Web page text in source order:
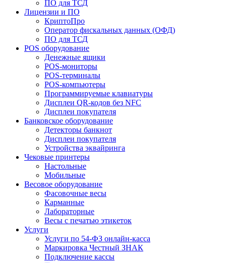
ПО для ТСД
Лицензии и ПО
КриптоПро
Оператор фискальных данных (ОФД)
ПО для ТСД
POS оборудование
Денежные ящики
POS-мониторы
POS-терминалы
POS-компьютеры
Программируемые клавиатуры
Дисплеи QR-кодов без NFC
Дисплеи покупателя
Банковское оборудование
Детекторы банкнот
Дисплеи покупателя
Устройства эквайринга
Чековые принтеры
Настольные
Мобильные
Весовое оборудование
Фасовочные весы
Карманные
Лабораторные
Весы с печатью этикеток
Услуги
Услуги по 54-ФЗ онлайн-касса
Маркировка Честный ЗНАК
Подключение кассы